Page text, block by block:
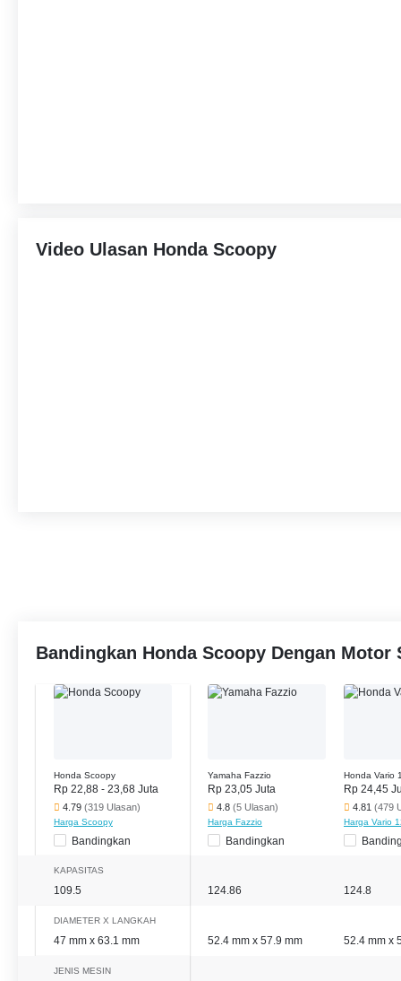
Video Ulasan Honda Scoopy
Bandingkan Honda Scoopy Dengan Motor
Honda Scoopy
Rp 22,88 - 23,68 Juta
4.79 (319 Ulasan)
Harga Scoopy
Bandingkan
Yamaha Fazzio
Rp 23,05 Juta
4.8 (5 Ulasan)
Harga Fazzio
Bandingkan
Honda Vario
Rp 24,45
4.81 (479
Harga Vario
KAPASITAS
109.5 124.86 124.8
DIAMETER X LANGKAH
47 mm x 63.1 mm 52.4 mm x 57.9 mm 52.4 mm x
JENIS MESIN